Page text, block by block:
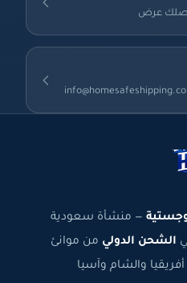
عرض
— منشأة سعودية
الشحن الدولي من موانئ
والشام وآسيا